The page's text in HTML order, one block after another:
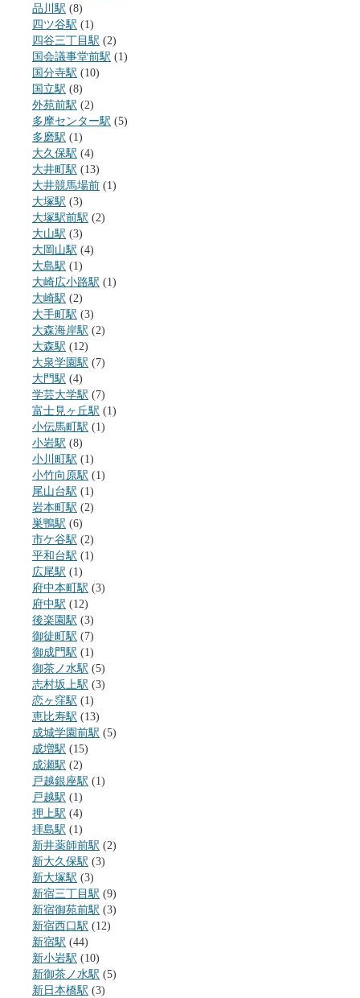
品川駅 (8)
四ツ谷駅 (1)
四谷三丁目駅 (2)
国会議事堂前駅 (1)
国分寺駅 (10)
国立駅 (8)
外苑前駅 (2)
多摩センター駅 (5)
多磨駅 (1)
大久保駅 (4)
大井町駅 (13)
大井競馬場前 (1)
大塚駅 (3)
大塚駅前駅 (2)
大山駅 (3)
大岡山駅 (4)
大島駅 (1)
大崎広小路駅 (1)
大崎駅 (2)
大手町駅 (3)
大森海岸駅 (2)
大森駅 (12)
大泉学園駅 (7)
大門駅 (4)
学芸大学駅 (7)
富士見ヶ丘駅 (1)
小伝馬町駅 (1)
小岩駅 (8)
小川町駅 (1)
小竹向原駅 (1)
尾山台駅 (1)
岩本町駅 (2)
巣鴨駅 (6)
市ケ谷駅 (2)
平和台駅 (1)
広尾駅 (1)
府中本町駅 (3)
府中駅 (12)
後楽園駅 (3)
御徒町駅 (7)
御成門駅 (1)
御茶ノ水駅 (5)
志村坂上駅 (3)
恋ヶ窪駅 (1)
恵比寿駅 (13)
成城学園前駅 (5)
成増駅 (15)
成瀬駅 (2)
戸越銀座駅 (1)
戸越駅 (1)
押上駅 (4)
拝島駅 (1)
新井薬師前駅 (2)
新大久保駅 (3)
新大塚駅 (3)
新宿三丁目駅 (9)
新宿御苑前駅 (3)
新宿西口駅 (12)
新宿駅 (44)
新小岩駅 (10)
新御茶ノ水駅 (5)
新日本橋駅 (3)